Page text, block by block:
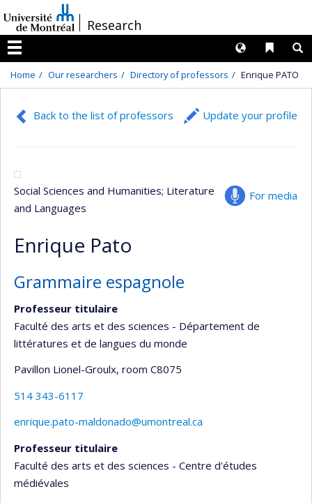
au
contenu
/Research
Menu
Liens
Langues
Home Our researchers Directory of professors Enrique PATO
Back to the list of professors Update your profile
For media
Social Sciences and Humanities; Literature
and Languages
Enrique Pato
Grammaire espagnole
Professeur titulaire
Faculté des arts et des sciences - Département de
littératures et de langues du monde
Pavillon Lionel-Groulx, room C8075
514 343-6117
enrique.pato-maldonado@umontreal.ca
Professeur titulaire
Faculté des arts et des sciences - Centre d'études
médiévales